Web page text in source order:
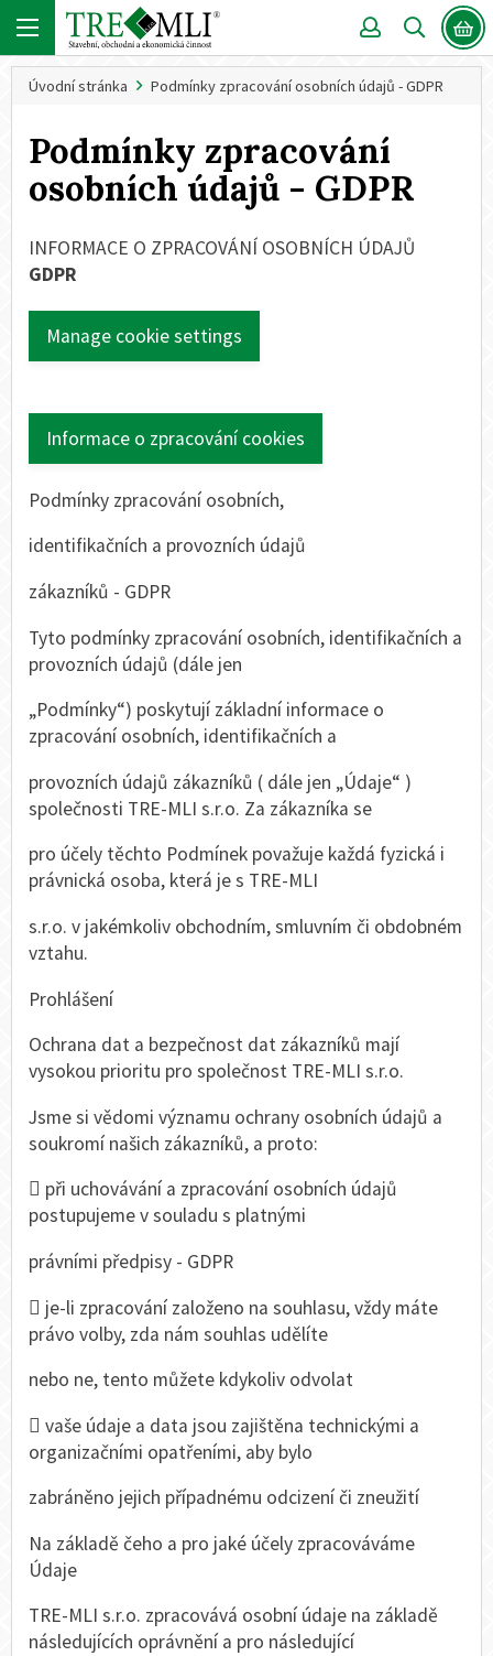
Úvodní stránka Podmínky zpracování osobních údajů - GDPR
Podmínky zpracování
osobních údajů - GDPR
INFORMACE O ZPRACOVÁNÍ OSOBNÍCH ÚDAJŮ
GDPR
Manage cookie settings
Informace o zpracování cookies
Podmínky zpracování osobních,
identifikačních a provozních údajů
zákazníků - GDPR
Tyto podmínky zpracování osobních, identifikačních a
provozních údajů (dále jen
„Podmínky“) poskytují základní informace o
zpracování osobních, identifikačních a
provozních údajů zákazníků ( dále jen „Údaje“ )
společnosti TRE-MLI s.r.o. Za zákazníka se
pro účely těchto Podmínek považuje každá fyzická i
právnická osoba, která je s TRE-MLI
s.r.o. v jakémkoliv obchodním, smluvním či obdobném
vztahu.
Prohlášení
Ochrana dat a bezpečnost dat zákazníků mají
vysokou prioritu pro společnost TRE-MLI s.r.o.
Jsme si vědomi významu ochrany osobních údajů a
soukromí našich zákazníků, a proto:
 při uchovávání a zpracování osobních údajů
postupujeme v souladu s platnými
právními předpisy - GDPR
 je-li zpracování založeno na souhlasu, vždy máte
právo volby, zda nám souhlas udělíte
nebo ne, tento můžete kdykoliv odvolat
 vaše údaje a data jsou zajištěna technickými a
organizačními opatřeními, aby bylo
zabráněno jejich případnému odcizení či zneužití
Na základě čeho a pro jaké účely zpracováváme
Údaje
TRE-MLI s.r.o. zpracovává osobní údaje na základě
následujících oprávnění a pro následující